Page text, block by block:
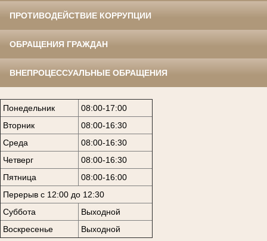
ПРОТИВОДЕЙСТВИЕ КОРРУПЦИИ
ОБРАЩЕНИЯ ГРАЖДАН
ВНЕПРОЦЕССУАЛЬНЫЕ ОБРАЩЕНИЯ
Понедельник
08:00-17:00
Вторник
08:00-16:30
Среда
08:00-16:30
Четверг
08:00-16:30
Пятница
08:00-16:00
Перерыв с 12:00 до 12:30
Суббота
Выходной
Воскресенье
Выходной